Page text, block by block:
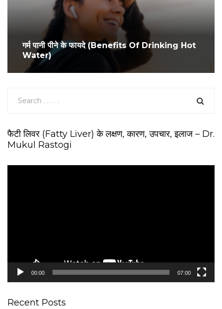
गर्म पानी पीने के फायदे (Benefits Of Drinking Hot
Water)
फैटी लिवर (Fatty Liver) के लक्षण, कारण, उपचार, इलाज – Dr.
Mukul Rastogi
00:00 07:00
Recent Posts